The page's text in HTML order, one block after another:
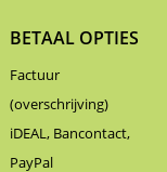
BETAAL OPTIES
Factuur
(overschrijving)
iDEAL, Bancontact,
PayPal